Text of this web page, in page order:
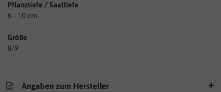
Pflanztiefe / Saattiefe
8 - 10 cm
Größe
8/9
Angaben zum Hersteller